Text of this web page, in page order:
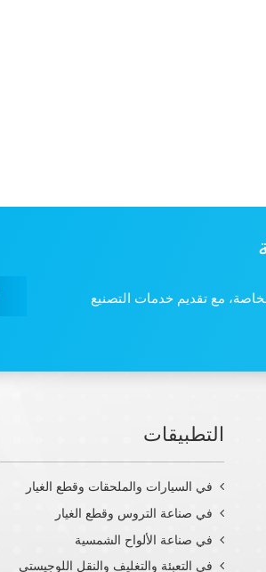
مع تقديم خدمات التصنيع
التطبيقات
في السيارات والملحقات وقطع الغيار
في صناعة التروس وقطع الغيار
في صناعة الألواح الشمسية
في التعبئة والتغليف والنقل اللوجيستي